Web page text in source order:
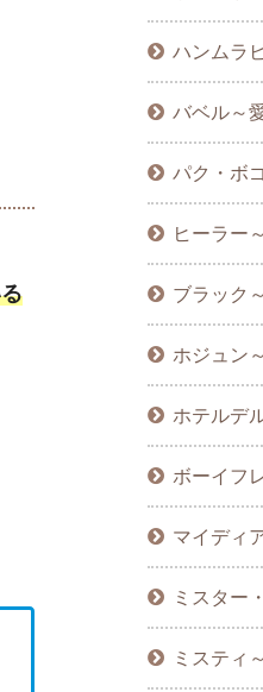
ハンムラ
バベル～
パク・ボ
ヒーラー
ブラック
ホジュン
ホテルデ
ボーイフ
マイディ
ミスター
ミスティ